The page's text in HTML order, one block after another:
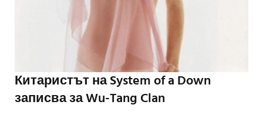
Китаристът на System of a Down
записва за Wu-Tang Clan